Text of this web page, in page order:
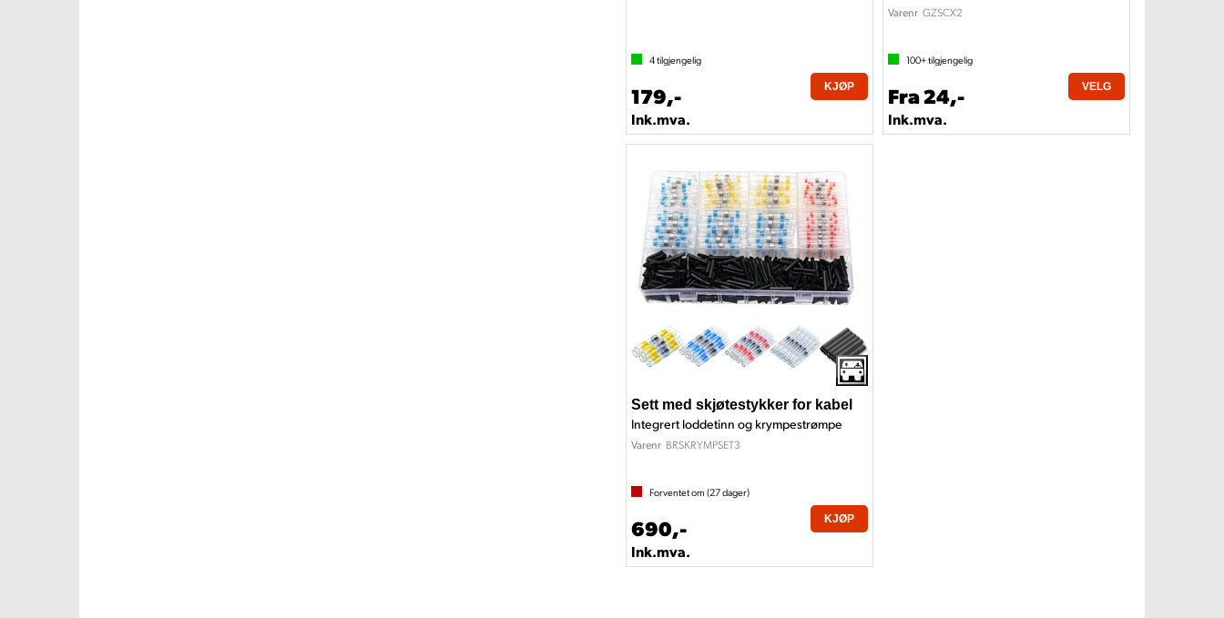
4tilgjengelig
179,-
Ink.mva.
KJØP
Varenr GZSCX2
100+tilgjengelig
Fra 24,-
Ink.mva.
VELG
Sett med skjøtestykker for kabel
Integrert loddetinn og krympestrømpe
Varenr BRSKRYMPSET3
Forventet om (27dager)
690,-
Ink.mva.
KJØP